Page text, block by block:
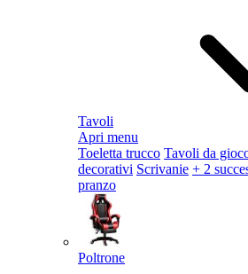
Tavoli
Apri menu
Toeletta trucco Tavoli da
decorativi Scrivanie + 2
pranzo
Poltrone